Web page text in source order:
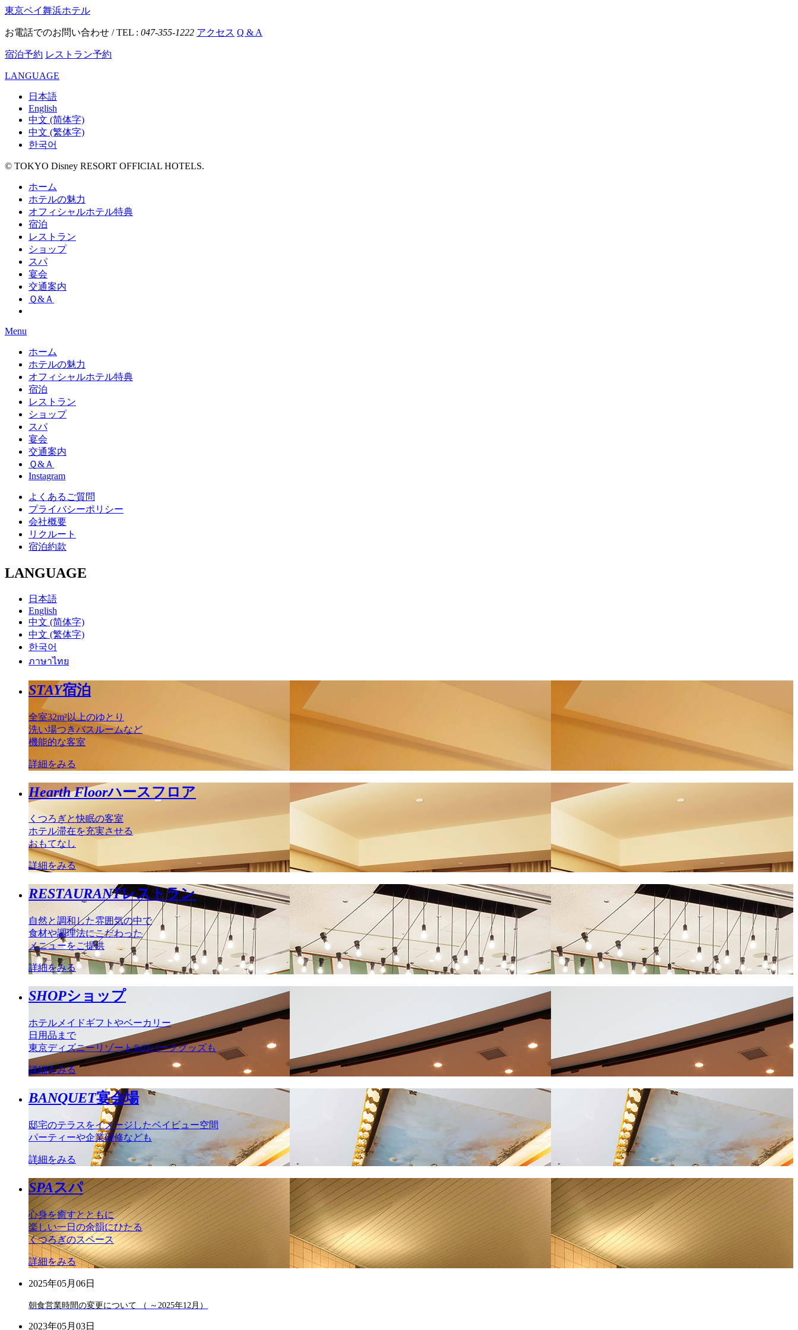
東京ベイ舞浜ホテル
お電話でのお問い合わせ / TEL : 047-355-1222 アクセス Q & A
宿泊予約 レストラン予約
LANGUAGE
日本語
English
中文 (简体字)
中文 (繁体字)
한국어
© TOKYO Disney RESORT OFFICIAL HOTELS.
ホーム
ホテルの魅力
オフィシャルホテル特典
宿泊
レストラン
ショップ
スパ
宴会
交通案内
Ｑ&Ａ
Menu
ホーム
ホテルの魅力
オフィシャルホテル特典
宿泊
レストラン
ショップ
スパ
宴会
交通案内
Ｑ&Ａ
Instagram
よくあるご質問
プライバシーポリシー
会社概要
リクルート
宿泊約款
LANGUAGE
日本語
English
中文 (简体字)
中文 (繁体字)
한국어
ภาษาไทย
STAY宿泊
全室32m²以上のゆとり
洗い場つきバスルームなど
機能的な客室
詳細をみる
Hearth Floorハースフロア
くつろぎと快眠の客室
ホテル滞在を充実させる
おもてなし
詳細をみる
RESTAURANTレストラン
自然と調和した雰囲気の中で
食材や調理法にこだわった
メニューをご提供
詳細をみる
SHOPショップ
ホテルメイドギフトやベーカリー
日用品まで
東京ディズニーリゾート®のパークグッズも
詳細をみる
BANQUET宴会場
邸宅のテラスをイメージしたベイビュー空間
パーティーや企業研修なども
詳細をみる
SPAスパ
心身を癒すとともに
楽しい一日の余韻にひたる
くつろぎのスペース
詳細をみる
2025年05月06日
朝食営業時間の変更について （ ～2025年12月）
2023年05月03日